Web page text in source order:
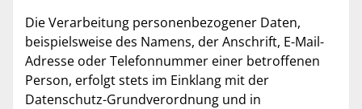
Die Verarbeitung personenbezogener Daten,
beispielsweise des Namens, der Anschrift, E-Mail-
Adresse oder Telefonnummer einer betroffenen
Person, erfolgt stets im Einklang mit der
Datenschutz-Grundverordnung und in